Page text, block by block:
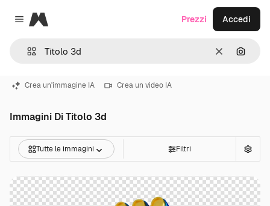
Close menu
Magnific
CancellaCerca
Prezzi Accedi
Crea un'immagine IA Crea un video IA
Immagini Di Titolo 3d
Tutte le immagini Filtri